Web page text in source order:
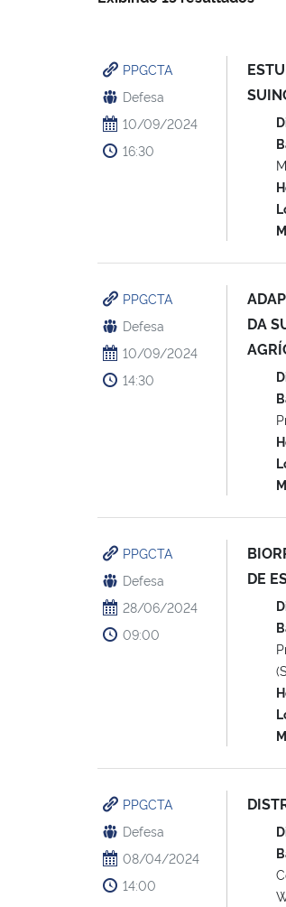
PPGCTA
Defesa
10/09/2024
16:30
PPGCTA
Defesa
10/09/2024
14:30
DA
PPGCTA
Defesa
28/06/2024
09:00
DE
PPGCTA
Defesa
08/04/2024
14:00